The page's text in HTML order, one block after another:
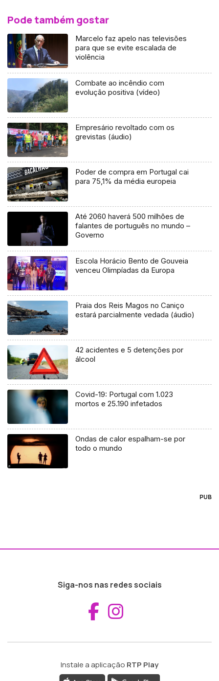
Pode também gostar
Marcelo faz apelo nas televisões
para que se evite escalada de
violência
Combate ao incêndio com
evolução positiva (vídeo)
Empresário revoltado com os
grevistas (áudio)
Poder de compra em Portugal cai
para 75,1% da média europeia
Até 2060 haverá 500 milhões de
falantes de português no mundo –
Governo
Escola Horácio Bento de Gouveia
venceu Olimpíadas da Europa
Praia dos Reis Magos no Caniço
estará parcialmente vedada (áudio)
42 acidentes e 5 detenções por
álcool
Covid-19: Portugal com 1.023
mortos e 25.190 infetados
Ondas de calor espalham-se por
todo o mundo
PUB
Siga-nos nas redes sociais
Aceder ao
Instale a aplicação RTP Play